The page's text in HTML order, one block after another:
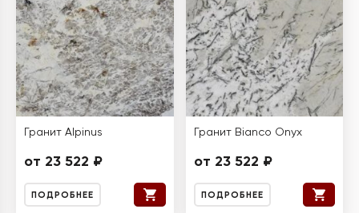
Гранит Alpinus
от 23 522 ₽
ПОДРОБНЕЕ
Гранит Bianco Onyx
от 23 522 ₽
ПОДРОБНЕЕ